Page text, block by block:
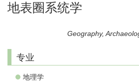
地表圈系统学
Geography,
专业
地理学